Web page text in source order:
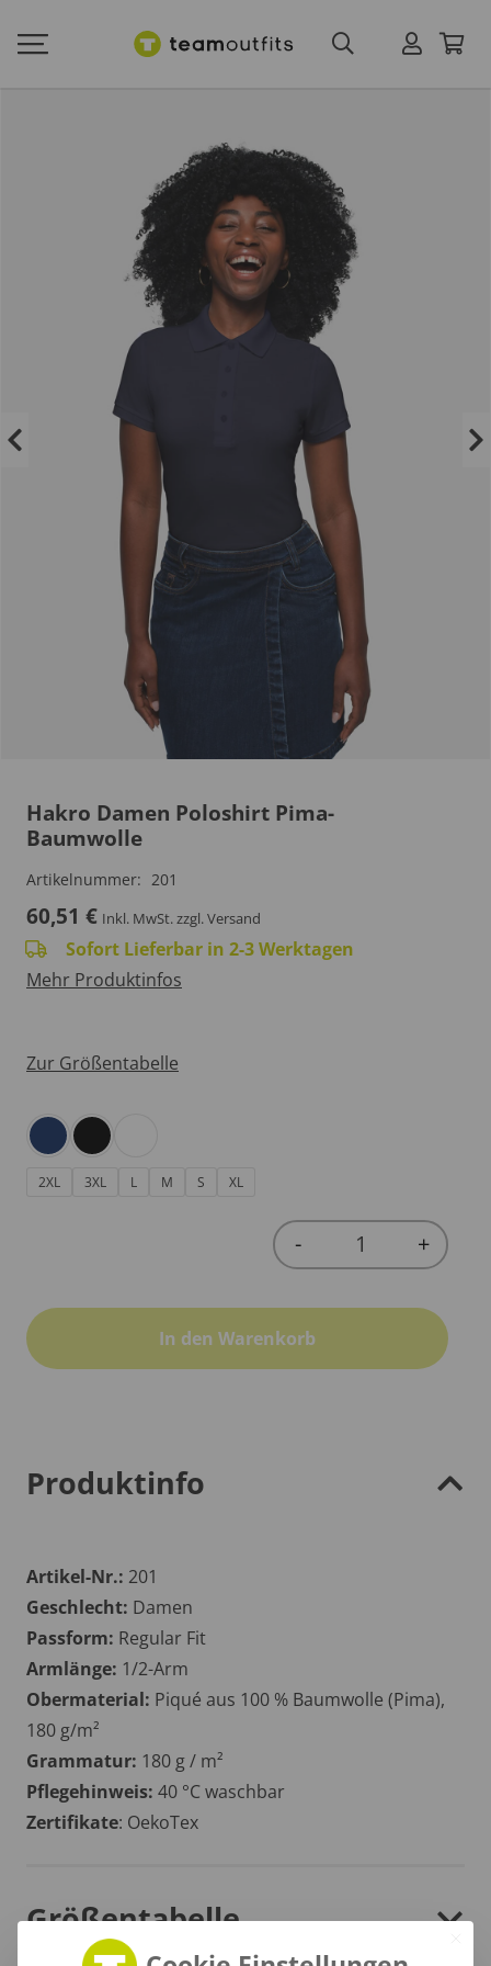
Hakro Damen Poloshirt Pima-
Baumwolle
Artikelnummer: 201
60,51 € Inkl. MwSt.zzgl. Versand
Sofort Lieferbar in 2-3 Werktagen
Mehr Produktinfos
Zur Größentabelle
2XL 3XL L M S XL
Quantity
- +
In den Warenkorb
Produktinfo
Artikel-Nr.: 201
Geschlecht: Damen
Passform: Regular Fit
Armlänge: 1/2-Arm
Obermaterial: Piqué aus 100 % Baumwolle (Pima),
180 g/m²
Grammatur: 180 g / m²
Pflegehinweis: 40 °C waschbar
Zertifikate: OekoTex
Größentabelle